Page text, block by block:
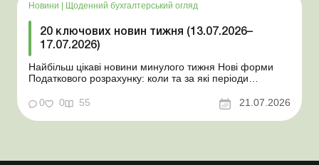
Новини Щоденний бухгалтерський огляд
20 ключових новин тижня (13.07.2026–
17.07.2026)
Найбільш цікаві новини минулого тижня Нові форми
Податкового розрахунку: коли та за які періоди
відстрочки від призову під час мобілізації удосконалено
Кабмін утворив Координаційний центр з організації
бронювання військовозобов’язаних Верховна ...
0 0 55 21.07.2026